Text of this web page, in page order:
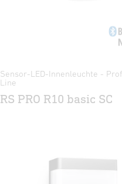
Sensor-LED-Innenleuchte -
Line
RS PRO R10 basic SC